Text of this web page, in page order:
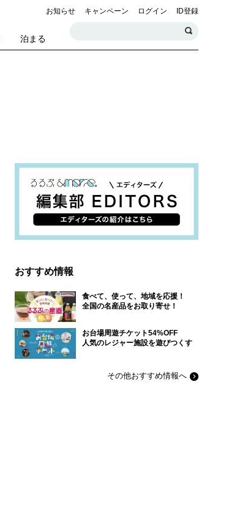
お知らせ キャンペーン ログイン ID登録
泊まる
おすすめ情報
食べて、使って、地域を応援！
全国の名産品をお取り寄せ！
お台場周遊チケット54%OFF
人気のレジャー施設を遊びつくす
その他おすすめ情報へ